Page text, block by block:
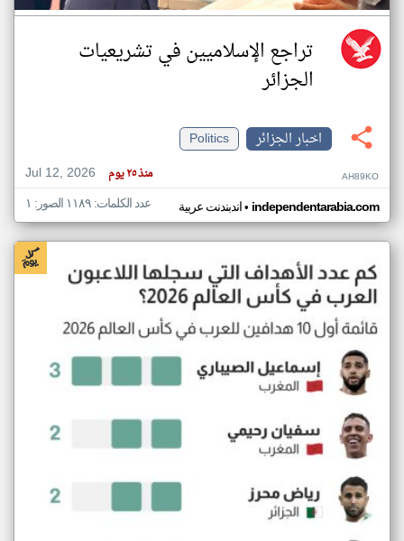
تراجع الإسلاميين في تشريعيات
الجزائر
اخبار الجزائر
Politics
Jul 12, 2026
منذ ٢٥ يوم AH89KO
اندبندنت عربية• independentarabia.com عدد الكلمات: ١١٨٩ الصور: ١